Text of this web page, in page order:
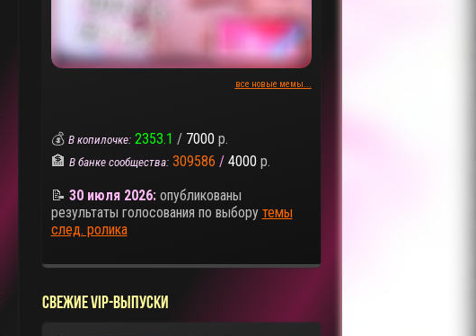
все новые мемы...
💰 В копилочке: 2353.1 / 7000 р.
🏦 В банке сообщества: 309586 / 4000 р.
📝 30 июля 2026:опубликованы
результаты голосования по выбору темы
след. ролика
Свежие VIP-выпуски